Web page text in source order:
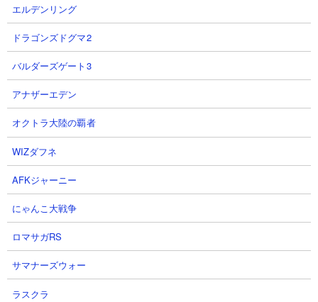
目次：
荒廃したポータルとは？
荒廃したポータルの見つけ方
１．とにかく歩き回って探す
２．チャンクベースを使う
荒廃したポータルの構造や仕掛け
荒廃したポータルで入手できるアイテム
荒廃したポータル まとめ
荒廃したポータルとは？
エルデンリング
ドラゴンズドグマ2
バルダーズゲート3
アナザーエデン
オクトラ大陸の覇者
WIZダフネ
AFKジャーニー
にゃんこ大戦争
ロマサガRS
サマナーズウォー
ラスクラ